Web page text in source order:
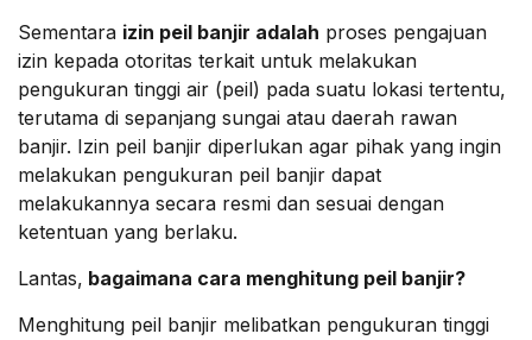
Sementara izin peil banjir adalah proses pengajuan
izin kepada otoritas terkait untuk melakukan
pengukuran tinggi air (peil) pada suatu lokasi tertentu,
terutama di sepanjang sungai atau daerah rawan
banjir. Izin peil banjir diperlukan agar pihak yang ingin
melakukan pengukuran peil banjir dapat
melakukannya secara resmi dan sesuai dengan
ketentuan yang berlaku.
Lantas, bagaimana cara menghitung peil banjir?
Menghitung peil banjir melibatkan pengukuran tinggi